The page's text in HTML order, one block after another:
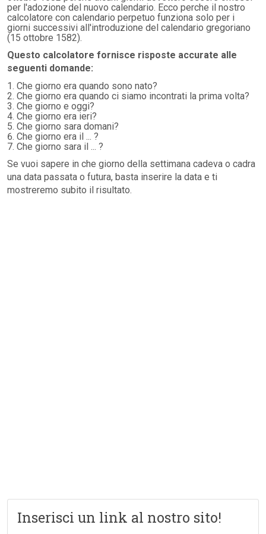
per l'adozione del nuovo calendario. Ecco perche il nostro
calcolatore con calendario perpetuo funziona solo per i
giorni successivi all'introduzione del calendario gregoriano
(15 ottobre 1582).
Questo calcolatore fornisce risposte accurate alle
seguenti domande:
Che giorno era quando sono nato?
Che giorno era quando ci siamo incontrati la prima volta?
Che giorno e oggi?
Che giorno era ieri?
Che giorno sara domani?
Che giorno era il ... ?
Che giorno sara il ... ?
Se vuoi sapere in che giorno della settimana cadeva o cadra
una data passata o futura, basta inserire la data e ti
mostreremo subito il risultato.
Inserisci un link al nostro sito!